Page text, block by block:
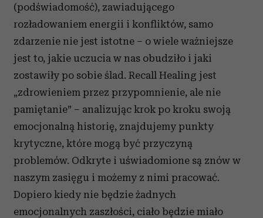
(podświadomość), zawiadującego
rozładowaniem energii i konfliktów, samo
zdarzenie nie jest istotne – o wiele ważniejsze
jest to, jakie uczucia w nas obudziło i jaki
zostawiły po sobie ślad. Recall Healing jest
„zdrowieniem przez przypomnienie, ale nie
pamiętanie” – analizując krok po kroku swoją
emocjonalną historię, znajdujemy punkty
krytyczne, które mogą być przyczyną
problemów. Odkryte i uświadomione są znów w
naszym zasięgu i możemy z nimi pracować.
Dopiero kiedy nie będzie żadnych
emocjonalnych zaszłości, ciało będzie miało